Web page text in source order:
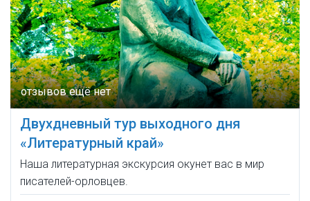
Двухдневный тур выходного дня
«Литературный край»
Наша литературная экскурсия окунет вас в мир
писателей-орловцев.